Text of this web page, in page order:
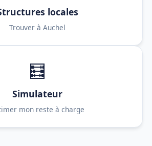
locales
Trouver à Auchel
🧮
Simulateur
mon reste à charge